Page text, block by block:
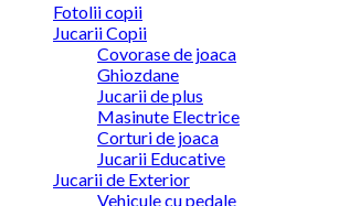
Fotolii copii
Jucarii Copii
Covorase de joaca
Ghiozdane
Jucarii de plus
Masinute Electrice
Corturi de joaca
Jucarii Educative
Jucarii de Exterior
Vehicule cu pedale